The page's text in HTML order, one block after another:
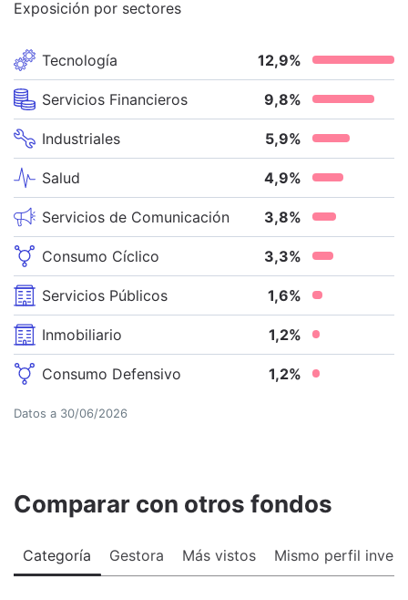
Exposición por sectores
Tecnología 12,9%
Servicios Financieros 9,8%
Industriales 5,9%
Salud 4,9%
Servicios de Comunicación 3,8%
Consumo Cíclico 3,3%
Servicios Públicos 1,6%
Inmobiliario 1,2%
Consumo Defensivo 1,2%
Datos a 30/06/2026
Comparar con otros fondos
Categoría Gestora Más vistos Mismo perfil